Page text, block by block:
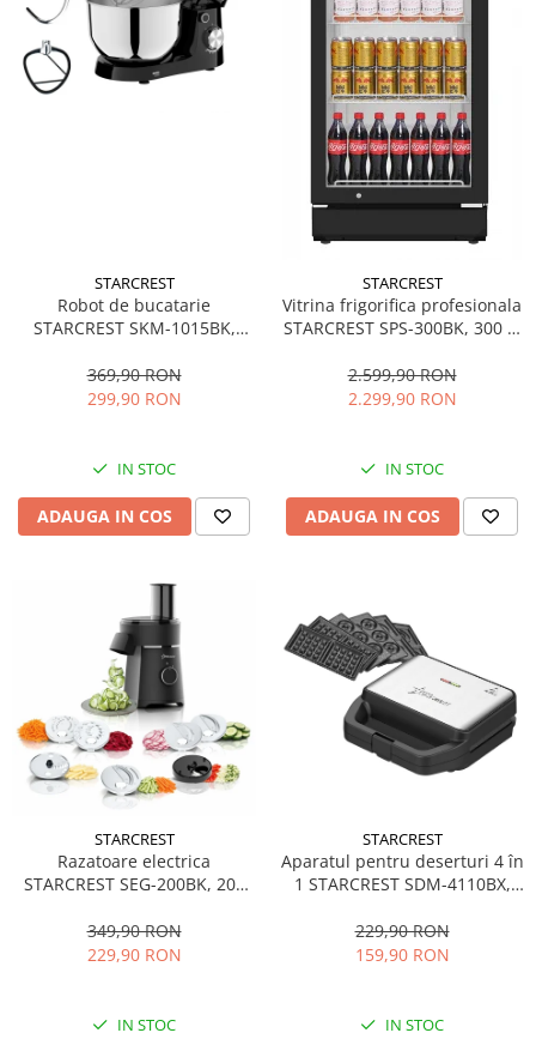
STARCREST
Robot de bucatarie
STARCREST SKM-1015BK,
Accesorii, 10 Viteze + Pulse,
Negru
369,90 RON
299,90 RON
IN STOC
ADAUGA IN COS
STARCREST
Vitrina frigorifica profesionala
STARCREST SPS-300BK, 300 L,
LED, H 169.5 cm, Negru
2.599,90 RON
2.299,90 RON
IN STOC
ADAUGA IN COS
STARCREST
Razatoare electrica
STARCREST SEG-200BK, 200
349,90 RON
229,90 RON
IN STOC
STARCREST
Aparatul pentru deserturi 4 în
1 STARCREST SDM-4110BX,
invelis ceramic pentru vafe,
nuci, gogosi si smile
229,90 RON
159,90 RON
IN STOC